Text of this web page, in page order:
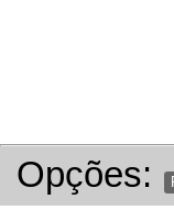
Opções: